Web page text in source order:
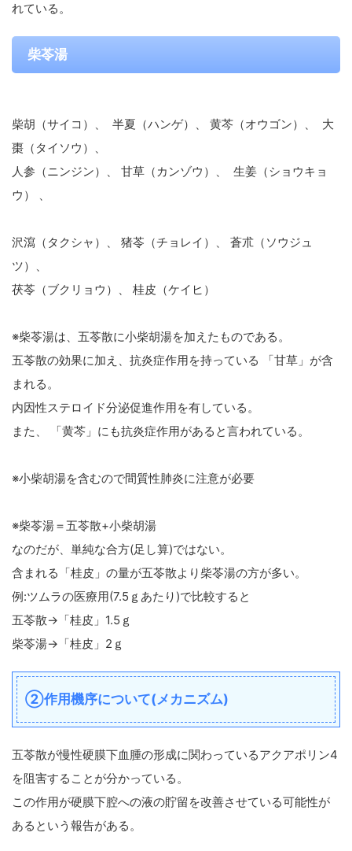
れている。
柴苓湯
柴胡（サイコ）、 半夏（ハンゲ）、 黄芩（オウゴン）、 大
棗（タイソウ）、
人参（ニンジン）、 甘草（カンゾウ）、 生姜（ショウキョ
ウ） 、
沢瀉（タクシャ）、 猪苓（チョレイ）、 蒼朮（ソウジュ
ツ）、
茯苓（ブクリョウ）、 桂皮（ケイヒ）
※柴苓湯は、五苓散に小柴胡湯を加えたものである。
五苓散の効果に加え、抗炎症作用を持っている 「甘草」が含
まれる。
内因性ステロイド分泌促進作用を有している。
また、 「黄芩」にも抗炎症作用があると言われている。
※小柴胡湯を含むので間質性肺炎に注意が必要
※柴苓湯＝五苓散+小柴胡湯
なのだが、単純な合方(足し算)ではない。
含まれる「桂皮」の量が五苓散より柴苓湯の方が多い。
例:ツムラの医療用(7.5ｇあたり)で比較すると
五苓散→「桂皮」1.5ｇ
柴苓湯→「桂皮」2ｇ
②作用機序について(メカニズム)
五苓散が慢性硬膜下血腫の形成に関わっているアクアポリン4
を阻害することが分かっている。
この作用が硬膜下腔への液の貯留を改善させている可能性が
あるという報告がある。